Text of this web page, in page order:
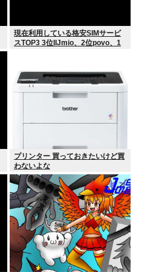
現在利用している格安SIMサービ
スTOP3 3位IIJmio、2位povo、1
プリンター 買っておきたいけど買
わないよな